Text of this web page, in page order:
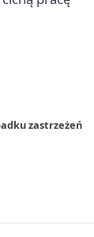
zastrzeżeń